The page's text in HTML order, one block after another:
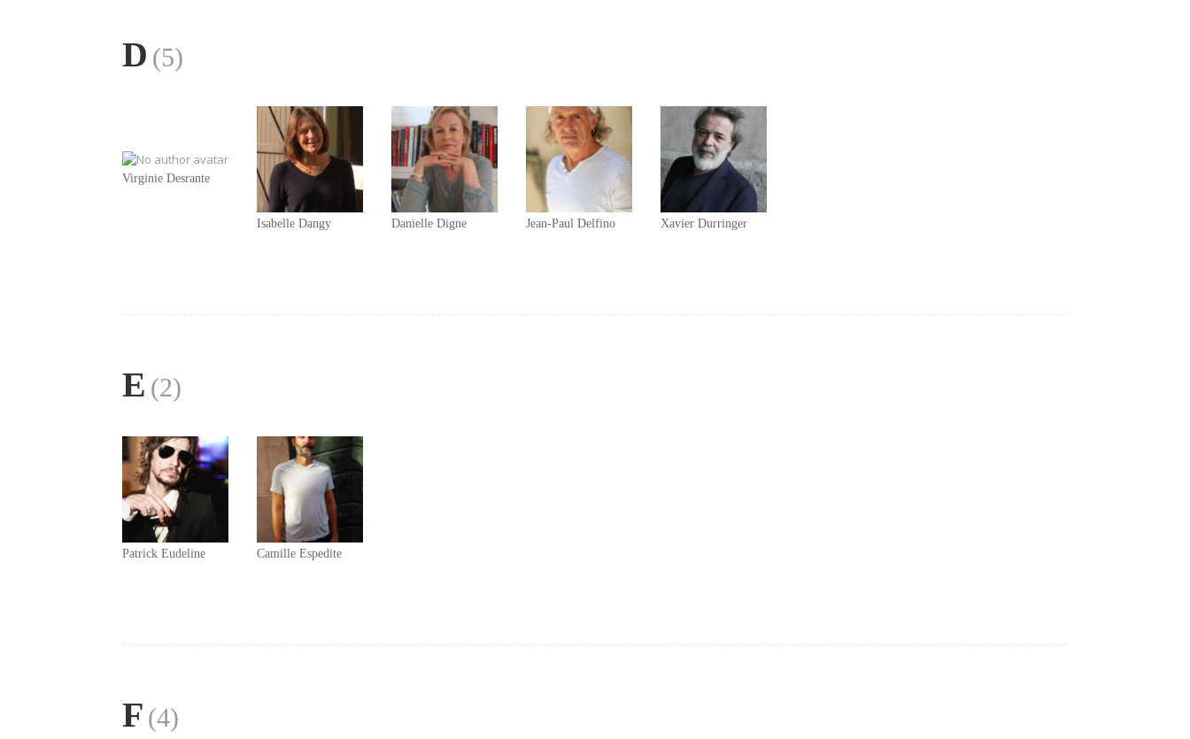
D (5)
Virginie Desrante
Isabelle Dangy Danielle Digne Jean-Paul Delfino Xavier Durringer
E (2)
Patrick Eudeline Camille Espedite
F (4)